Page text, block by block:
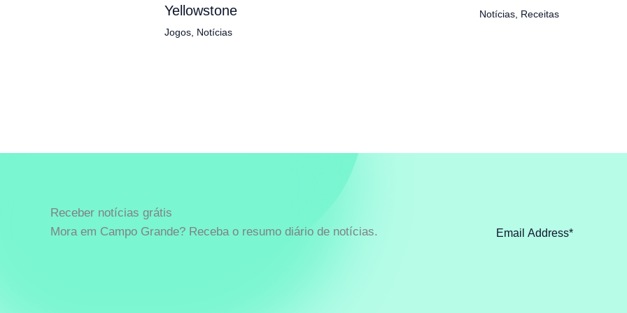
Yellowstone
Jogos, Notícias
Notícias, Receitas
Receber notícias grátis
Mora em Campo Grande? Receba o resumo diário de notícias.